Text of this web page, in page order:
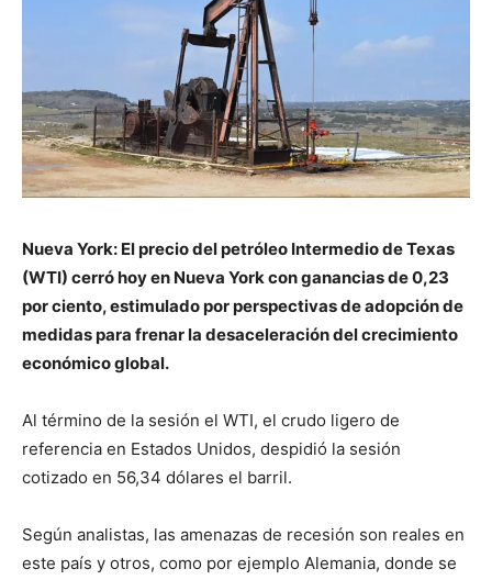
Nueva York: El precio del petróleo Intermedio de Texas
(WTI) cerró hoy en Nueva York con ganancias de 0,23
por ciento, estimulado por perspectivas de adopción de
medidas para frenar la desaceleración del crecimiento
económico global.
Al término de la sesión el WTI, el crudo ligero de
referencia en Estados Unidos, despidió la sesión
cotizado en 56,34 dólares el barril.
Según analistas, las amenazas de recesión son reales en
este país y otros, como por ejemplo Alemania, donde se